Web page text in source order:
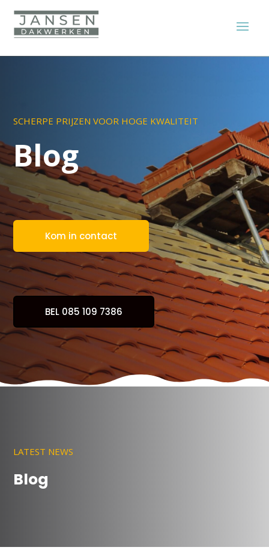
SCHERPE PRIJZEN VOOR HOGE KWALITEIT
Blog
Kom in contact
BEL 085 109 7386
LATEST NEWS
Blog